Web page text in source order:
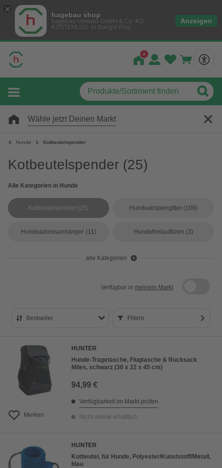
hagebau shop
hagebau connect GmbH & Co. KG
KOSTENLOS- In Google Play
Anzeigen
Wähle jetzt Deinen Markt
Hunde Kotbeutelspender
Kotbeutelspender (25)
Alle Kategorien in Hunde
Kotbeutelspender (25) Hundeabsperrgitter (106)
Hundeadressanhänger (11) Hundefreilauftüren (3)
alle Kategorien
Verfügbar in meinem Markt
Bestseller
Preis aufsteigend
Preis absteigend
Bewertung
Filtern
Merken
HUNTER
Hunde-Tragetasche, Flugtasche & Rucksack
Miles, schwarz (30 x 22 x 45 cm)
94,99 €
Verfügbarkeit im Markt prüfen
Nicht online erhältlich
HUNTER
Kotbeutel, für Hunde, Polyester/Kunststoff/Metall,
blau